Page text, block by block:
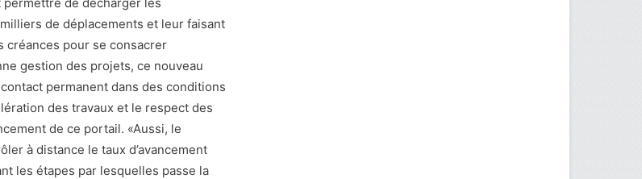
de déplacements et leur faisant
créances pour se consacrer
gestion des projets, ce nouveau
permanent dans des conditions
des travaux et le respect des
de ce portail. «Aussi, le
à distance le taux d’avancement
les étapes par lesquelles passe la